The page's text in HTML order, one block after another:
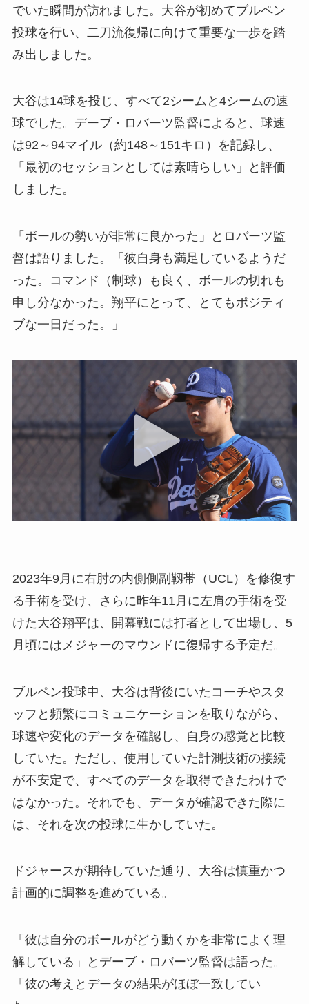
でいた瞬間が訪れました。大谷が初めてブルペン
投球を行い、二刀流復帰に向けて重要な一歩を踏
み出しました。
大谷は14球を投じ、すべて2シームと4シームの速
球でした。デーブ・ロバーツ監督によると、球速
は92～94マイル（約148～151キロ）を記録し、
「最初のセッションとしては素晴らしい」と評価
しました。
「ボールの勢いが非常に良かった」とロバーツ監
督は語りました。「彼自身も満足しているようだ
った。コマンド（制球）も良く、ボールの切れも
申し分なかった。翔平にとって、とてもポジティ
ブな一日だった。」
2023年9月に右肘の内側側副靱帯（UCL）を修復す
る手術を受け、さらに昨年11月に左肩の手術を受
けた大谷翔平は、開幕戦には打者として出場し、5
月頃にはメジャーのマウンドに復帰する予定だ。
ブルペン投球中、大谷は背後にいたコーチやスタ
ッフと頻繁にコミュニケーションを取りながら、
球速や変化のデータを確認し、自身の感覚と比較
していた。ただし、使用していた計測技術の接続
が不安定で、すべてのデータを取得できたわけで
はなかった。それでも、データが確認できた際に
は、それを次の投球に生かしていた。
ドジャースが期待していた通り、大谷は慎重かつ
計画的に調整を進めている。
「彼は自分のボールがどう動くかを非常によく理
解している」とデーブ・ロバーツ監督は語った。
「彼の考えとデータの結果がほぼ一致してい